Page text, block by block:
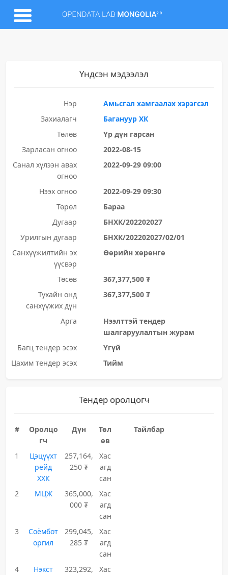
Үндсэн мэдээлэл
Нэр
Амьсгал хамгаалах хэрэгсэл
Захиалагч
Багануур ХК
Төлөв
Үр дүн гарсан
Зарласан огноо
2022-08-15
Санал хүлээн авах
огноо
2022-09-29 09:00
Нээх огноо
2022-09-29 09:30
Төрөл
Бараа
Дугаар
БНХК/202202027
Урилгын дугаар
БНХК/202202027/02/01
Санхүүжилтийн эх
үүсвэр
Өөрийн хөрөнгө
Төсөв
367,377,500 ₮
Тухайн онд
санхүүжих дүн
367,377,500 ₮
Арга
Нээлттэй тендер
шалгаруулалтын журам
Багц тендер эсэх
Үгүй
Цахим тендер эсэх
Тийм
Тендер оролцогч
#
Оролцо
гч
Дүн
Төл
өв
Тайлбар
1
Цэцүүхт
рейд
ХХК
257,164,
250 ₮
Хас
агд
сан
2
МЦЖ
365,000,
000 ₮
Хас
агд
сан
3
Соёмбот
оргил
299,045,
285 ₮
Хас
агд
сан
4
Нэкст
323,292,
Хас